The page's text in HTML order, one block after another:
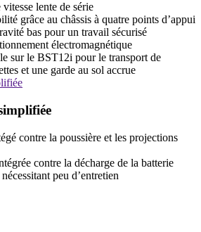
lente de série
grâce au châssis à quatre points d’appui
bas pour un travail sécurisé
électromagnétique
sur le BST12i pour le transport de
et une garde au sol accrue
contre la poussière et les projections
contre la décharge de la batterie
peu d’entretien